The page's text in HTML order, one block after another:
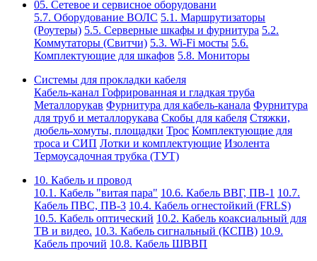
05. Сетевое и сервисное оборудовани
5.7. Оборудование ВОЛС 5.1. Маршрутизаторы
(Роутеры) 5.5. Серверные шкафы и фурнитура 5.2.
Коммутаторы (Свитчи) 5.3. Wi-Fi мосты 5.6.
Комплектующие для шкафов 5.8. Мониторы
Системы для прокладки кабеля
Кабель-канал Гофрированная и гладкая труба
Металлорукав Фурнитура для кабель-канала Фурнитура
для труб и металлорукава Скобы для кабеля Стяжки,
дюбель-хомуты, площадки Трос Комплектующие для
троса и СИП Лотки и комплектующие Изолента
Термоусадочная трубка (ТУТ)
10. Кабель и провод
10.1. Кабель "витая пара" 10.6. Кабель ВВГ, ПВ-1 10.7.
Кабель ПВС, ПВ-3 10.4. Кабель огнестойкий (FRLS)
10.5. Кабель оптический 10.2. Кабель коаксиальный для
ТВ и видео. 10.3. Кабель сигнальный (КСПВ) 10.9.
Кабель прочий 10.8. Кабель ШВВП